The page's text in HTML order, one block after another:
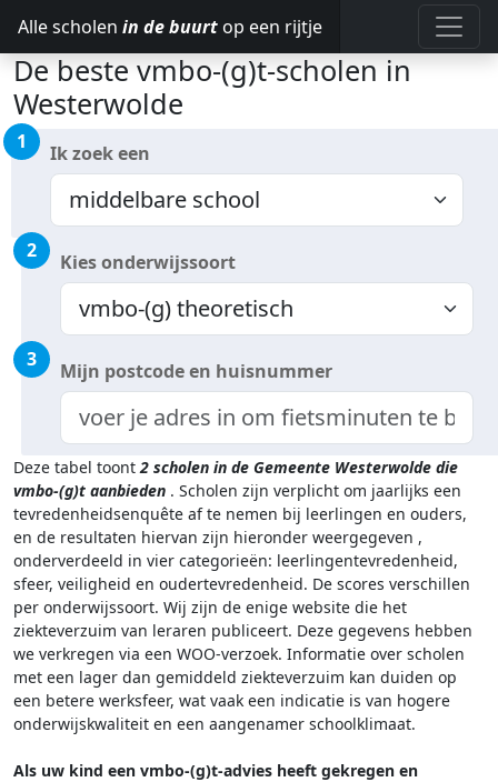
Alle scholen in de buurt op een rijtje
De beste vmbo-(g)t-scholen in
Westerwolde
1 Ik zoek een
2 Kies onderwijssoort
3 Mijn postcode en huisnummer
Deze tabel toont2 scholen in de Gemeente Westerwolde die
vmbo-(g)t aanbieden . Scholen zijn verplicht om jaarlijks een
tevredenheidsenquête af te nemen bij leerlingen en ouders,
en de resultaten hiervan zijn hieronder weergegeven ,
onderverdeeld in vier categorieën: leerlingentevredenheid,
sfeer, veiligheid en oudertevredenheid. De scores verschillen
per onderwijssoort. Wij zijn de enige website die het
ziekteverzuim van leraren publiceert. Deze gegevens hebben
we verkregen via een WOO-verzoek. Informatie over scholen
met een lager dan gemiddeld ziekteverzuim kan duiden op
een betere werksfeer, wat vaak een indicatie is van hogere
onderwijskwaliteit en een aangenamer schoolklimaat.
Als uw kind een vmbo-(g)t-advies heeft gekregen en